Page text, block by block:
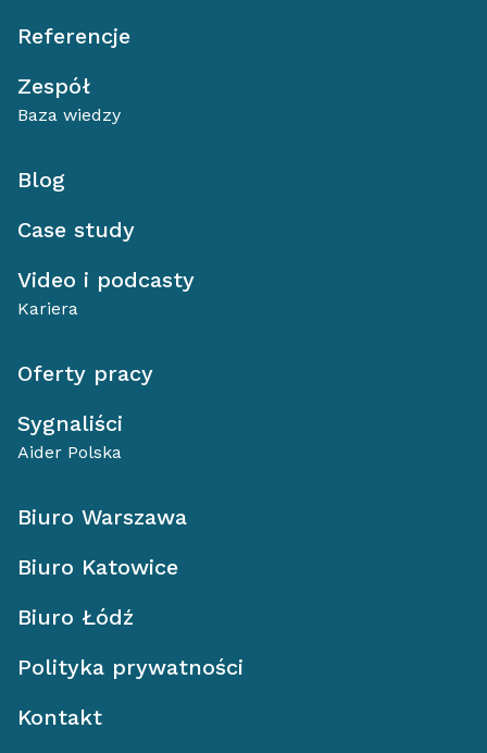
Referencje
Zespół
Baza wiedzy
Blog
Case study
Video i podcasty
Kariera
Oferty pracy
Sygnaliści
Aider Polska
Biuro Warszawa
Biuro Katowice
Biuro Łódź
Polityka prywatności
Kontakt